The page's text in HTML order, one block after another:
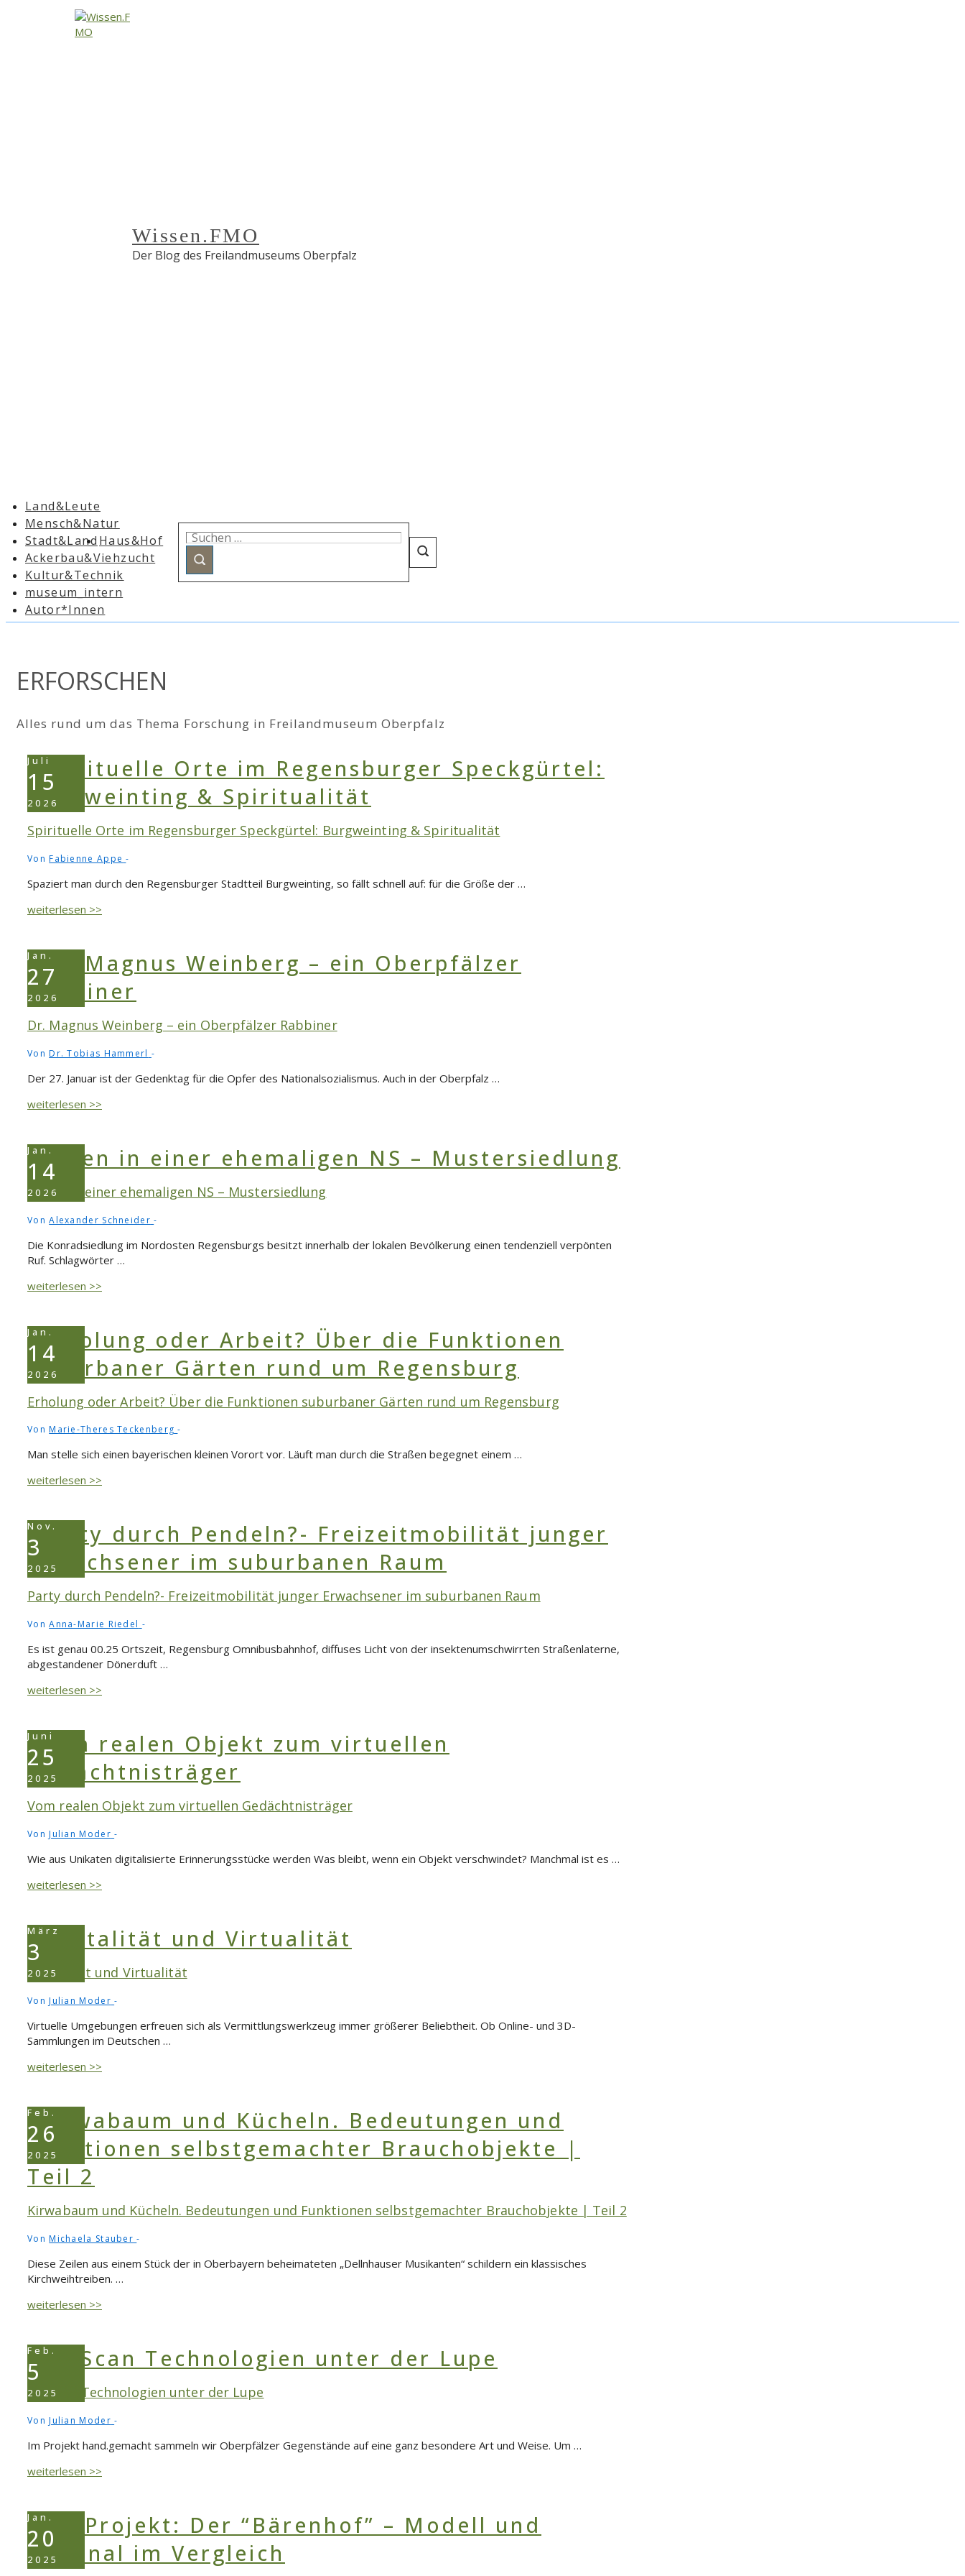
Wissen.FMO
Der Blog des Freilandmuseums Oberpfalz
Land&Leute
Mensch&Natur
Stadt&Land Haus&Hof
Ackerbau&Viehzucht
Kultur&Technik
museum_intern
Autor*Innen
Suchen
nach:
ERFORSCHEN
Alles rund um das Thema Forschung in Freilandmuseum Oberpfalz
Juli
15
2026
Spirituelle Orte im Regensburger Speckgürtel: Burgweinting & Spiritualität
VonFabienne Appe
Spaziert man durch den Regensburger Stadtteil Burgweinting, so fällt schnell auf: für die Größe der …
Spirituelle
Regensburger
Speckgürtel:
Burgweinting
&
weiterlesen >>
Jan.
27
2026
Dr. Magnus Weinberg – ein Oberpfälzer Rabbiner
VonDr. Tobias Hammerl
Der 27. Januar ist der Gedenktag für die Opfer des Nationalsozialismus. Auch in der Oberpfalz …
Dr.
–
ein
Oberpfälzer
Rabbiner
weiterlesen >>
Jan.
14
2026
Leben in einer ehemaligen NS – Mustersiedlung
VonAlexander Schneider
Die Konradsiedlung im Nordosten Regensburgs besitzt innerhalb der lokalen Bevölkerung einen tendenziell verpönten
Ruf. Schlagwörter …
Leben
ehemaligen
NS
Mustersiedlung
weiterlesen >>
Jan.
14
2026
Erholung oder Arbeit? Über die Funktionen suburbaner Gärten rund um Regensburg
VonMarie-Theres Teckenberg
Man stelle sich einen bayerischen kleinen Vorort vor. Läuft man durch die Straßen begegnet einem …
Erholung
Über
die
Funktionen
suburbaner
rund
Regensburg
weiterlesen >>
Nov.
3
2025
Party durch Pendeln?- Freizeitmobilität junger Erwachsener im suburbanen Raum
VonAnna-Marie Riedel
Es ist genau 00.25 Ortszeit, Regensburg Omnibusbahnhof, diffuses Licht von der insektenumschwirrten Straßenlaterne,
abgestandener Dönerduft …
Party
-
Freizeitmobilität
junger
Erwachsener
suburbanen
weiterlesen >>
Juni
25
2025
Vom realen Objekt zum virtuellen Gedächtnisträger
VonJulian Moder
Wie aus Unikaten digitalisierte Erinnerungsstücke werden Was bleibt, wenn ein Objekt verschwindet? Manchmal ist es …
Vom
zum
virtuellen
Gedächtnisträger
weiterlesen >>
März
3
2025
Digitalität und Virtualität
VonJulian Moder
Virtuelle Umgebungen erfreuen sich als Vermittlungswerkzeug immer größerer Beliebtheit. Ob Online- und 3D-
Sammlungen im Deutschen …
Digitalität
weiterlesen >>
Feb.
26
2025
Kirwabaum und Kücheln. Bedeutungen und Funktionen selbstgemachter Brauchobjekte | Teil 2
VonMichaela Stauber
Diese Zeilen aus einem Stück der in Oberbayern beheimateten „Dellnhauser Musikanten“ schildern ein klassisches
Kirchweihtreiben. …
Kirwabaum
Bedeutungen
und
Funktionen
selbstgemachter
|
Teil
2
weiterlesen >>
Feb.
5
2025
3D-Scan Technologien unter der Lupe
VonJulian Moder
Im Projekt hand.gemacht sammeln wir Oberpfälzer Gegenstände auf eine ganz besondere Art und Weise. Um …
3D-
unter
der
Lupe
weiterlesen >>
Jan.
20
2025